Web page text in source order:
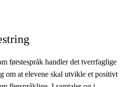
førstespråk handler det tverrfaglige
om at elevene skal utvikle et positivt